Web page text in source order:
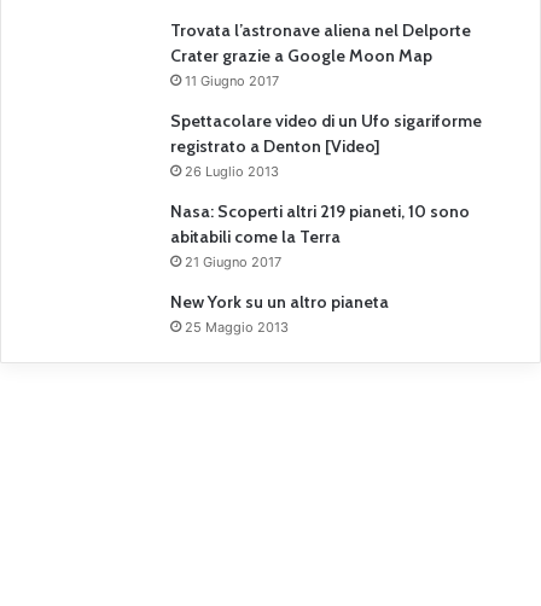
Trovata l’astronave aliena nel Delporte
Crater grazie a Google Moon Map
11 Giugno 2017
Spettacolare video di un Ufo sigariforme
registrato a Denton [Video]
26 Luglio 2013
Nasa: Scoperti altri 219 pianeti, 10 sono
abitabili come la Terra
21 Giugno 2017
New York su un altro pianeta
25 Maggio 2013